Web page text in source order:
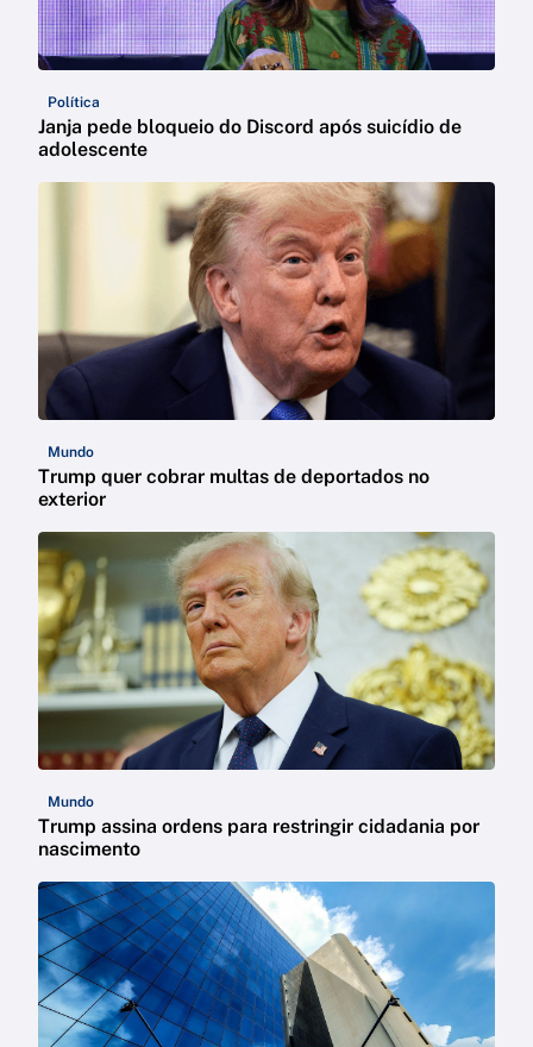
Política
Janja pede bloqueio do Discord após suicídio de
adolescente
Mundo
Trump quer cobrar multas de deportados no
exterior
Mundo
Trump assina ordens para restringir cidadania por
nascimento